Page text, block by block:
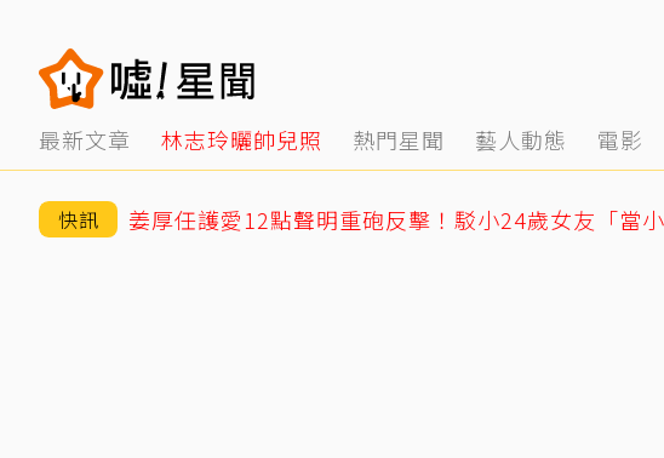
最新文章 林志玲曬帥兒照 熱門星聞 藝人動態 電影
快訊